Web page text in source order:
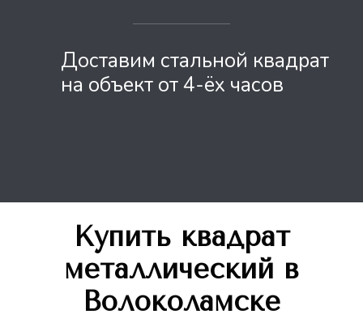
Доставим стальной квадрат
на объект от 4-ёх часов
Купить квадрат
металлический в
Волоколамске